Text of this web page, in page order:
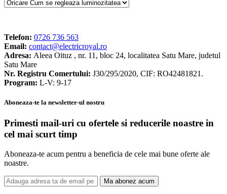
Telefon: 0726 736 563
Email: contact@electricroyal.ro
Adresa: Aleea Oituz , nr. 11, bloc 24, localitatea Satu Mare, judetul
Satu Mare
Nr. Registru Comertului: J30/295/2020, CIF: RO42481821.
Program: L-V: 9-17
Aboneaza-te la newsletter-ul nostru
Primesti mail-uri cu ofertele si reducerile noastre in
cel mai scurt timp
Aboneaza-te acum pentru a beneficia de cele mai bune oferte ale
noastre.
Ma abonez acum